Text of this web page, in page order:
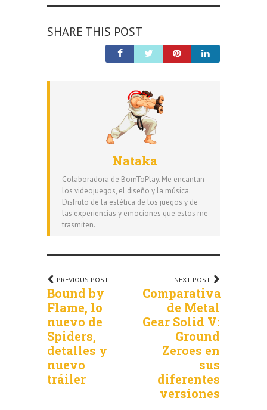
SHARE THIS POST
Nataka
Colaboradora de BornToPlay. Me encantan
los videojuegos, el diseño y la música.
Disfruto de la estética de los juegos y de
las experiencias y emociones que estos me
trasmiten.
PREVIOUS POST
Bound by
Flame, lo
nuevo de
Spiders,
detalles y
nuevo
tráiler
NEXT POST
Comparativa
de Metal
Gear Solid V:
Ground
Zeroes en
sus
diferentes
versiones